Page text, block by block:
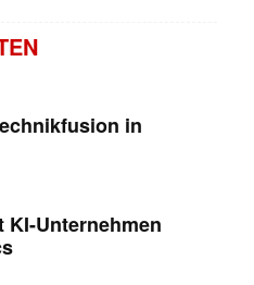
in
Unternehmen